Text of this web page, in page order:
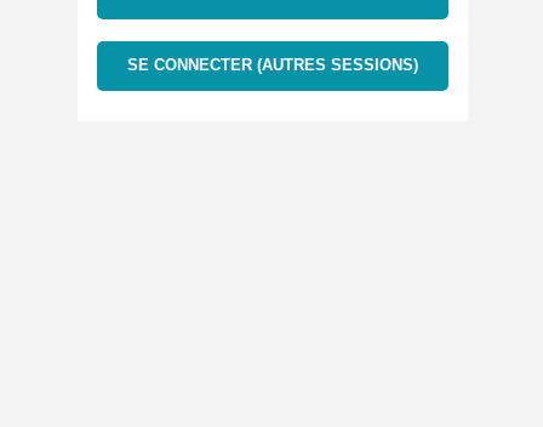
SE CONNECTER (AUTRES SESSIONS)